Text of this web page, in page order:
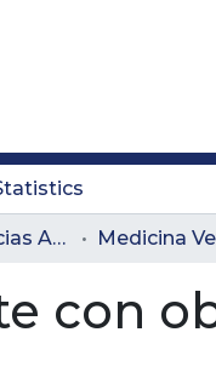
Facultad de Ciencias Administrativas y Agropecuarias Medicina
con